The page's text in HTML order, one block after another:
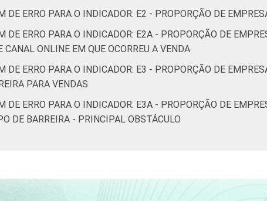
empresas que declararam ter acesso à Internet, com 10 ou
H, I, J, L, M, N, R e S). Estimativa: 481770 empresas. Dados
- set 2014 / mar 2015
DE ERRO PARA O INDICADOR: E2 - PROPORÇÃO DE
DE ERRO PARA O INDICADOR: E2A - PROPORÇÃO DE
CANAL ONLINE EM QUE OCORREU A VENDA
DE ERRO PARA O INDICADOR: E3 - PROPORÇÃO DE
PARA VENDAS
DE ERRO PARA O INDICADOR: E3A - PROPORÇÃO DE
DE BARREIRA - PRINCIPAL OBSTÁCULO